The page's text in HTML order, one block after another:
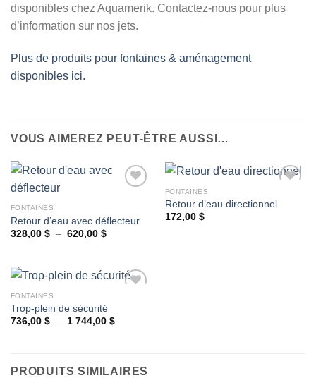
disponibles chez Aquamerik. Contactez-nous pour plus
d’information sur nos jets.
Plus de produits pour fontaines & aménagement
disponibles ici.
VOUS AIMEREZ PEUT-ÊTRE AUSSI…
Ajouter
FONTAINES
Retour d’eau avec déflecteur
328,00 $ – 620,00 $Plage
620,00 $
FONTAINES
Retour d’eau directionnel
172,00 $
FONTAINES
Trop-plein de sécurité
736,00 $ – 1 744,00 $Plage
1
744,00 $
PRODUITS SIMILAIRES